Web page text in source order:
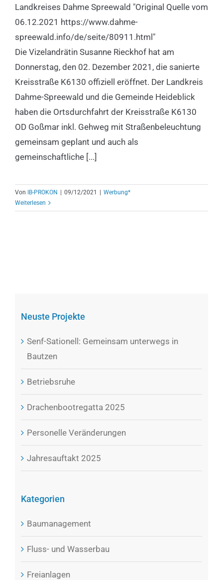
Landkreises Dahme Spreewald "Original Quelle vom
06.12.2021 https://www.dahme-
spreewald.info/de/seite/80911.html"
Die Vizelandrätin Susanne Rieckhof hat am
Donnerstag, den 02. Dezember 2021, die sanierte
Kreisstraße K6130 offiziell eröffnet. Der Landkreis
Dahme-Spreewald und die Gemeinde Heideblick
haben die Ortsdurchfahrt der Kreisstraße K6130
OD Goßmar inkl. Gehweg mit Straßenbeleuchtung
gemeinsam geplant und auch als
gemeinschaftliche [...]
Von IB-PROKON | 09/12/2021 | Werbung*
Weiterlesen
Neuste Projekte
Senf-Sationell: Gemeinsam unterwegs in
Bautzen
Betriebsruhe
Drachenbootregatta 2025
Personelle Veränderungen
Jahresauftakt 2025
Kategorien
Baumanagement
Fluss- und Wasserbau
Freianlagen